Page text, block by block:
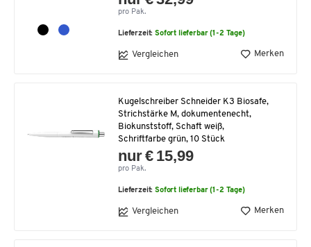
pro Pak.
Lieferzeit:Sofort lieferbar (1-2 Tage)
Vergleichen Merken
Kugelschreiber Schneider K3 Biosafe,
Strichstärke M, dokumentenecht,
Biokunststoff, Schaft weiß,
Schriftfarbe grün, 10 Stück
nur € 15,99
pro Pak.
Lieferzeit:Sofort lieferbar (1-2 Tage)
Vergleichen Merken